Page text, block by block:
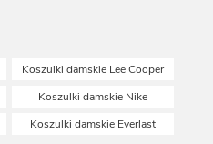
Koszulki damskie Lee Cooper
Koszulki damskie Nike
Koszulki damskie Everlast